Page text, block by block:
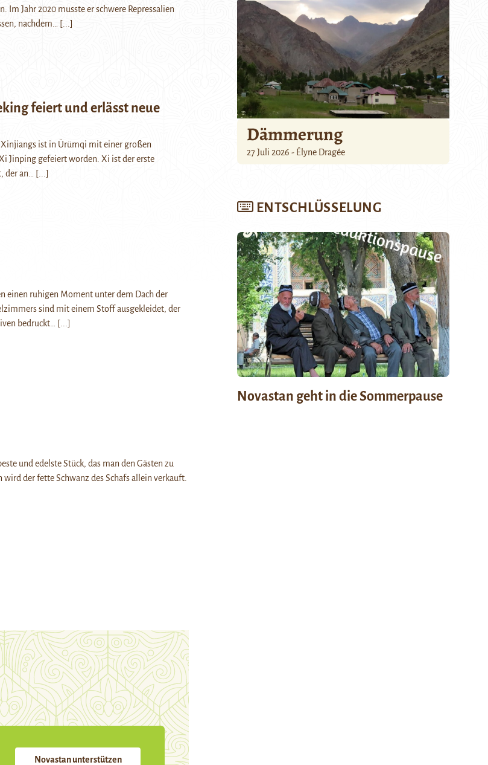
Im Jahr 2020 musste er schwere Repressalien
nachdem…
[...]
feiert und erlässt neue
Xinjiangs ist in Ürümqi mit einer großen
Jinping gefeiert worden. Xi ist der erste
der an…
[...]
einen ruhigen Moment unter dem Dach der
sind mit einem Stoff ausgekleidet, der
bedruckt…
[...]
und edelste Stück, das man den Gästen zu
der fette Schwanz des Schafs allein verkauft.
Novastan unterstützen
Dämmerung
27 Juli 2026 - Élyne Dragée
ENTSCHLÜSSELUNG
Novastan geht in die Sommerpause